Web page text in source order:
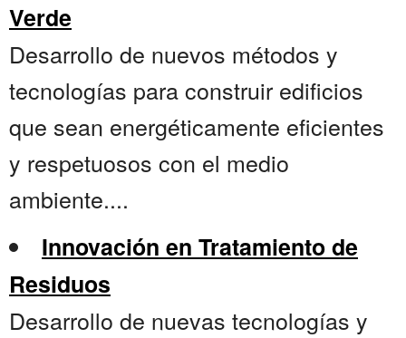
Verde
Desarrollo de nuevos métodos y
tecnologías para construir edificios
que sean energéticamente eficientes
y respetuosos con el medio
ambiente....
Innovación en Tratamiento de
Residuos
Desarrollo de nuevas tecnologías y